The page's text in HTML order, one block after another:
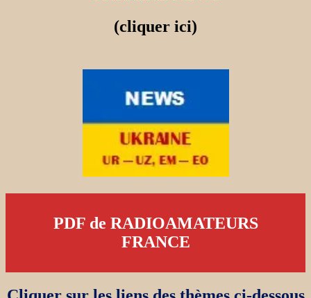
(cliquer ici)
PDF de RADIOAMATEURS
FRANCE